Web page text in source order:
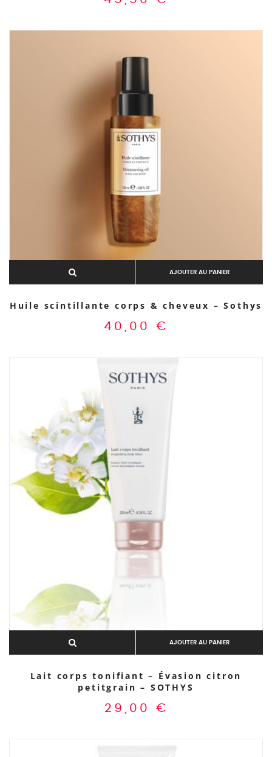
AJOUTER AU PANIER
Huile scintillante corps & cheveux – Sothys
40,00 €
AJOUTER AU PANIER
Lait corps tonifiant – Évasion citron
petitgrain – SOTHYS
29,00 €